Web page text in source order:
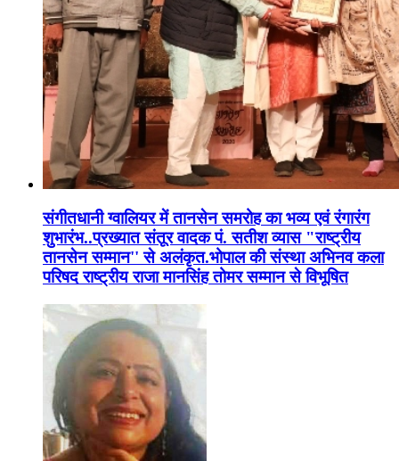
संगीतधानी ग्वालियर में तानसेन समरोह का भव्य एवं रंगारंग
शुभारंभ..प्रख्यात संतूर वादक पं. सतीश व्यास "राष्ट्रीय
तानसेन सम्मान'' से अलंकृत.भोपाल की संस्था अभिनव कला
परिषद राष्ट्रीय राजा मानसिंह तोमर सम्मान से विभूषित